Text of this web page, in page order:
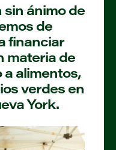
ánimo de
de
financiar
materia de
alimentos,
verdes en
York.